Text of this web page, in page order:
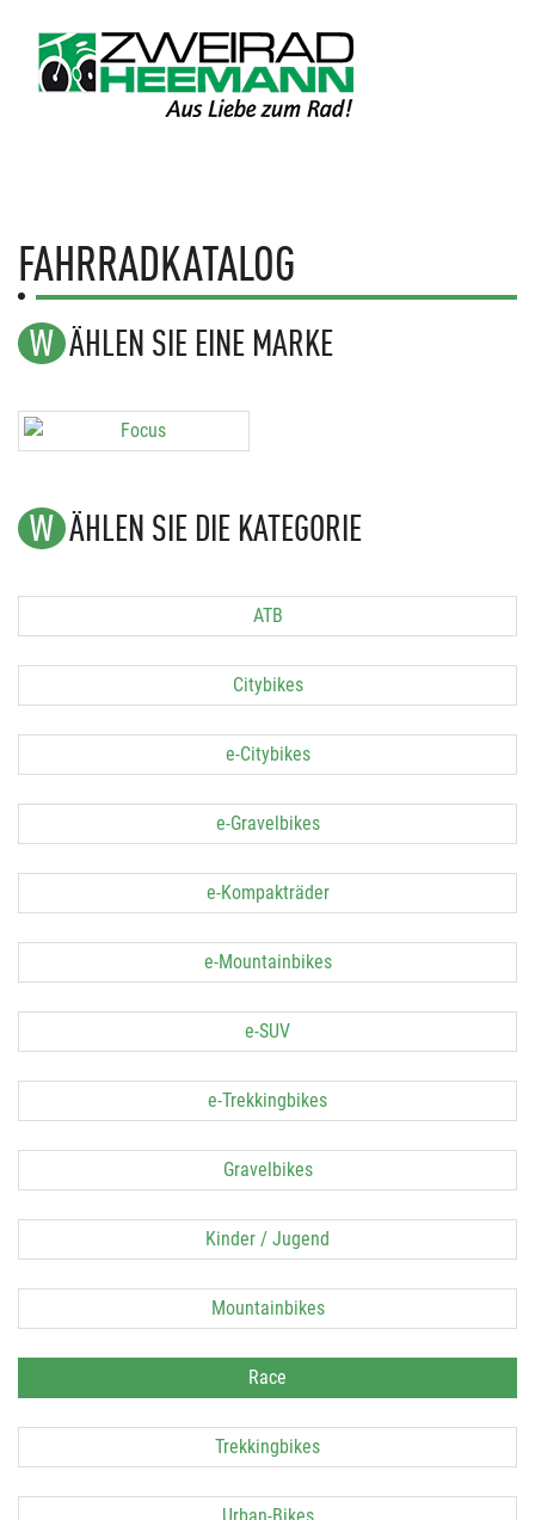
FAHRRADKATALOG
WÄHLEN SIE EINE MARKE
WÄHLEN SIE DIE KATEGORIE
ATB
Citybikes
e-Citybikes
e-Gravelbikes
e-Kompakträder
e-Mountainbikes
e-SUV
e-Trekkingbikes
Gravelbikes
Kinder / Jugend
Mountainbikes
Race
Trekkingbikes